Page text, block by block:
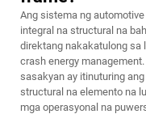
Ang sistema ng
integral na structural na
direktang nakakatulong sa
crash energy
sasakyan ay itinuturing
structural na elemento na
mga operasyonal na